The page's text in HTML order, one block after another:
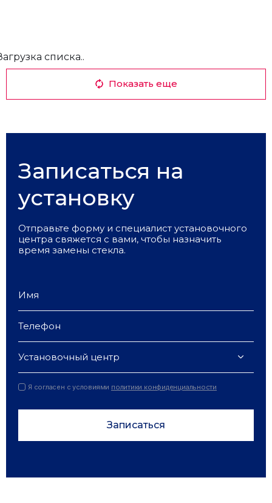
списка..
Показать еще
Записаться на
установку
Отправьте форму и специалист установочного
центра свяжется с вами, чтобы назначить
время замены стекла.
Установочный центр
Я согласен с условиями политики конфиденциальности
Записаться